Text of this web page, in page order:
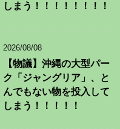
しまう！！！！！！！！
2026/08/08
【物議】沖縄の大型パー
ク「ジャングリア」、と
んでもない物を投入して
しまう！！！！！